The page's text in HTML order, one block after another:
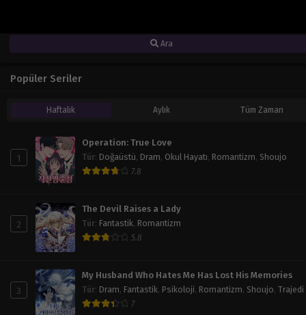
Ara
Popüler Seriler
Haftalık Aylık Tüm Zaman
1
Operation: True Love
Tür: Doğaüstü, Dram, Okul Hayatı, Romantizm, Shoujo
7.8
2
The Devil Raises a Lady
Tür: Fantastik, Romantizm
5.8
3
My Husband Who Hates Me Has Lost His Memories
Tür: Dram, Fantastik, Psikoloji, Romantizm, Shoujo, Trajedi
7